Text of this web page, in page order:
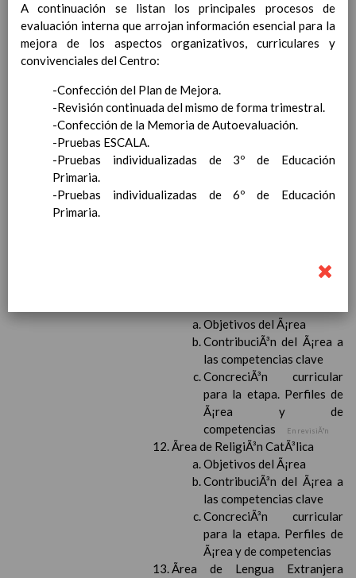
las competencias clave
ConcreciÃ³n curricular
para la etapa. Perfiles de
Ãrea de Cultura y PrÃ¡ctica
Digital
Objetivos del
ContribuciÃ³n del Ã¡rea a
clave
En revisiÃ³n
Objetivos del Ã¡rea
ContribuciÃ³n del Ã¡rea a
las competencias clave
ConcreciÃ³n curricular
para la etapa. Perfiles de
Ã¡rea y de
competencias
En revisiÃ³n
Ãrea de ReligiÃ³n CatÃ³lica
Objetivos del Ã¡rea
ContribuciÃ³n del Ã¡rea a
las competencias clave
ConcreciÃ³n curricular
para la etapa. Perfiles de
Ã¡rea y de competencias
Ãrea de Lengua Extranjera
A continuación se listan los principales procesos de
evaluación interna que arrojan información esencial para la
mejora de los aspectos organizativos, curriculares y
convivenciales del Centro:
-Confección del Plan de Mejora.
-Revisión continuada del mismo de forma trimestral.
-Confección de la Memoria de Autoevaluación.
-Pruebas ESCALA.
-Pruebas individualizadas de 3º de Educación
Primaria.
-Pruebas individualizadas de 6º de Educación
Primaria.